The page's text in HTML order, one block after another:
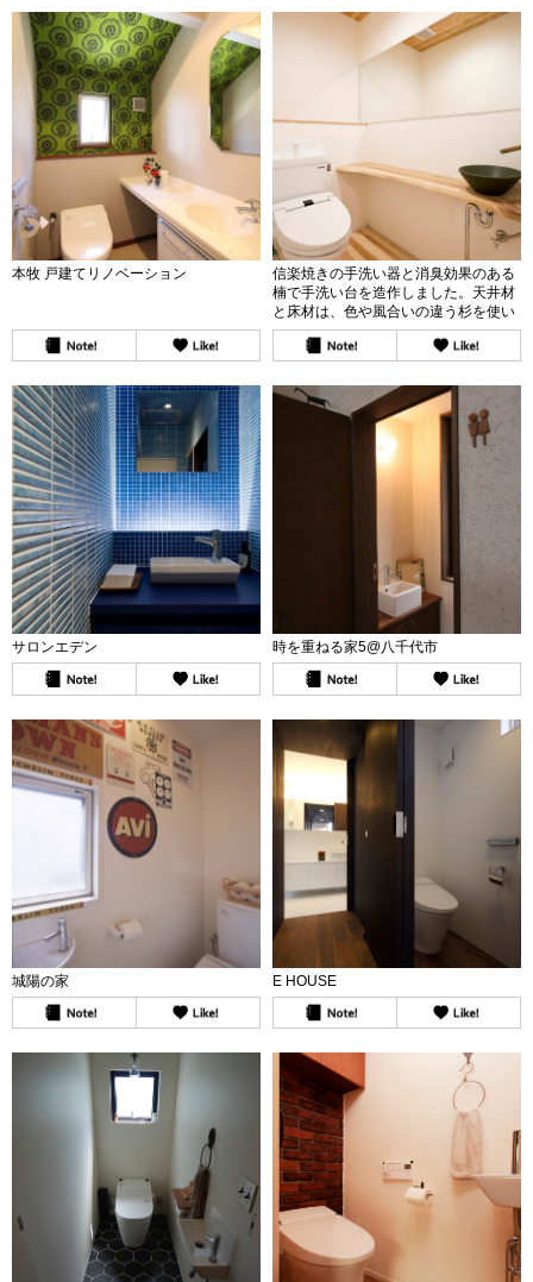
本牧 戸建てリノベーション
信楽焼きの手洗い器と消臭効果のある
楠で手洗い台を造作しました。天井材
と床材は、色や風合いの違う杉を使い
分けました。
サロンエデン 時を重ねる家5@八千代市
城陽の家 E HOUSE